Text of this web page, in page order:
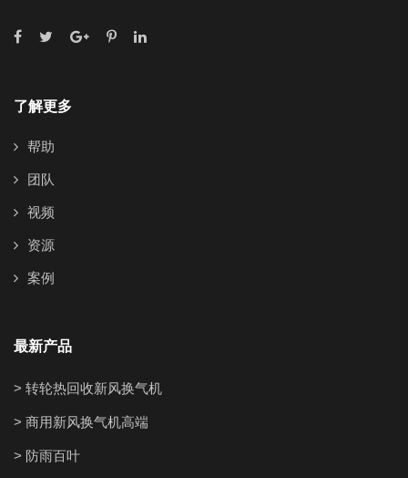
了解更多
帮助
团队
视频
资源
案例
最新产品
> 转轮热回收新风换气机
> 商用新风换气机高端
> 防雨百叶